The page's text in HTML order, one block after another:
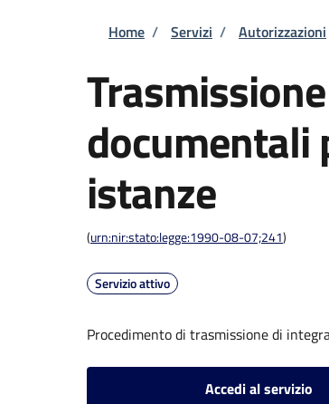
Briciole di
Home / Servizi / Autorizzazioni
documentali
istanze
(urn:nir:stato:legge:1990-08-07;241)
Servizio attivo
Procedimento di trasmissione di
Accedi al servizio